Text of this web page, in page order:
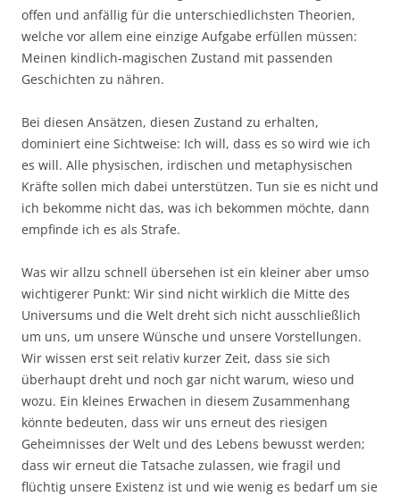
offen und anfällig für die unterschiedlichsten Theorien,
welche vor allem eine einzige Aufgabe erfüllen müssen:
Meinen kindlich-magischen Zustand mit passenden
Geschichten zu nähren.
Bei diesen Ansätzen, diesen Zustand zu erhalten,
dominiert eine Sichtweise: Ich will, dass es so wird wie ich
es will. Alle physischen, irdischen und metaphysischen
Kräfte sollen mich dabei unterstützen. Tun sie es nicht und
ich bekomme nicht das, was ich bekommen möchte, dann
empfinde ich es als Strafe.
Was wir allzu schnell übersehen ist ein kleiner aber umso
wichtigerer Punkt: Wir sind nicht wirklich die Mitte des
Universums und die Welt dreht sich nicht ausschließlich
um uns, um unsere Wünsche und unsere Vorstellungen.
Wir wissen erst seit relativ kurzer Zeit, dass sie sich
überhaupt dreht und noch gar nicht warum, wieso und
wozu. Ein kleines Erwachen in diesem Zusammenhang
könnte bedeuten, dass wir uns erneut des riesigen
Geheimnisses der Welt und des Lebens bewusst werden;
dass wir erneut die Tatsache zulassen, wie fragil und
flüchtig unsere Existenz ist und wie wenig es bedarf um sie